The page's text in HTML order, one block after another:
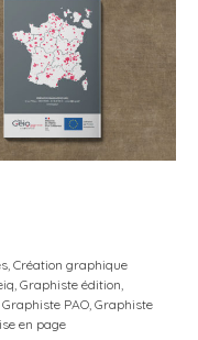
, Création graphique
, Graphiste édition,
Graphiste PAO, Graphiste
en page